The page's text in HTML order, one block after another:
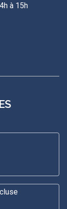
à 15h